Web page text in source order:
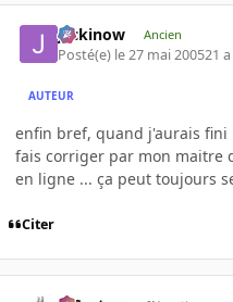
jackinow Ancien
Posté(e) le 27 mai 200521 a
AUTEUR
enfin bref, quand j'aurais
fais corriger par mon maitre
en ligne ... ça peut toujours
Citer